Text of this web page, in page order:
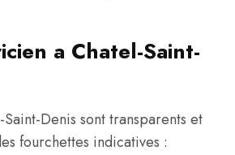
a Chatel-Saint-
Denis sont transparents et
fourchettes indicatives :